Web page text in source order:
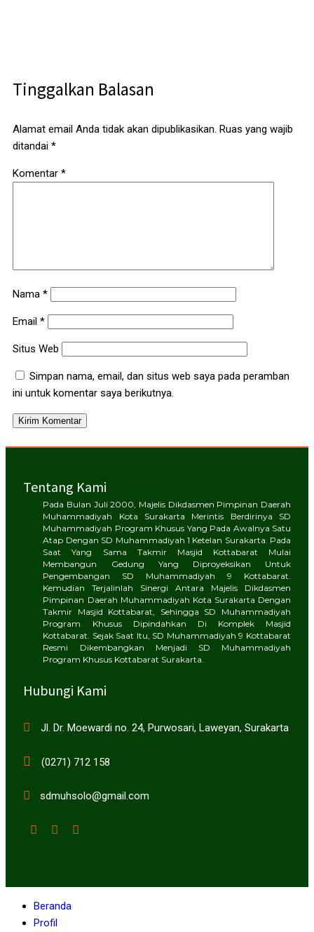
Tinggalkan Balasan
Alamat email Anda tidak akan dipublikasikan. Ruas yang wajib
ditandai *
Komentar *
Nama *
Email *
Situs Web
Simpan nama, email, dan situs web saya pada peramban
ini untuk komentar saya berikutnya.
Tentang Kami
Pada Bulan Juli 2000, Majelis Dikdasmen Pimpinan Daerah
Muhammadiyah Kota Surakarta Merintis Berdirinya SD
Muhammadiyah Program Khusus Yang Pada Awalnya Satu
Atap Dengan SD Muhammadiyah 1 Ketelan Surakarta. Pada
Saat Yang Sama Takmir Masjid Kottabarat Mulai
Membangun Gedung Yang Diproyeksikan Untuk
Pengembangan SD Muhammadiyah 9 Kottabarat.
Kemudian Terjalinlah Sinergi Antara Majelis Dikdasmen
Pimpinan Daerah Muhammadiyah Kota Surakarta Dengan
Takmir Masjid Kottabarat, Sehingga SD Muhammadiyah
Program Khusus Dipindahkan Di Komplek Masjid
Kottabarat. Sejak Saat Itu, SD Muhammadiyah 9 Kottabarat
Resmi Dikembangkan Menjadi SD Muhammadiyah
Program Khusus Kottabarat Surakarta.
Hubungi Kami
Jl. Dr. Moewardi no. 24, Purwosari, Laweyan, Surakarta
(0271) 712 158
sdmuhsolo@gmail.com
Beranda
Profil